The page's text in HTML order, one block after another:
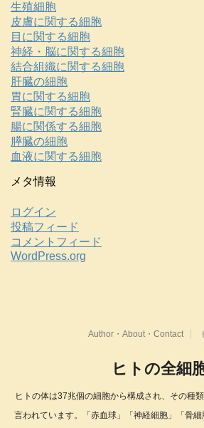
生殖細胞
皮膚に関する細胞
目に関する細胞
神経・脳に関する細胞
結合組織に関する細胞
肝臓の細胞
胃に関する細胞
腎臓に関する細胞
腸に関係する細胞
膵臓の細胞
血液に関する細胞
メタ情報
ログイン
投稿フィード
コメントフィード
WordPress.org
Author・About・Contact
ヒトの全細
ヒトの体は37兆個の細胞から構成され、その種
言われています。「赤血球」「神経細胞」「骨細